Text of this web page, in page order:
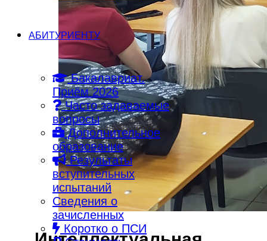
АБИТУРИЕНТУ
Бакалавриат.
Приём 2026
Часто задаваемые
вопросы
Дополнительное
образование
Результаты
вступительных
испытаний
Сведения о
зачисленных
Коротко о ПСИ